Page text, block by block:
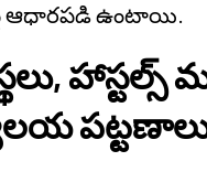
ఆధారపడి ఉంటాయి.
హాస్టల్స్